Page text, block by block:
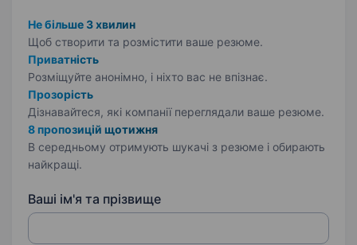
Не більше 3 хвилин
Щоб створити та розмістити ваше резюме.
Приватність
Розміщуйте анонімно, і ніхто вас не впізнає.
Прозорість
Дізнавайтеся, які компанії переглядали ваше резюме.
8 пропозицій щотижня
В середньому отримують шукачі з резюме і обирають
найкращі.
Ваші ім'я та прізвище